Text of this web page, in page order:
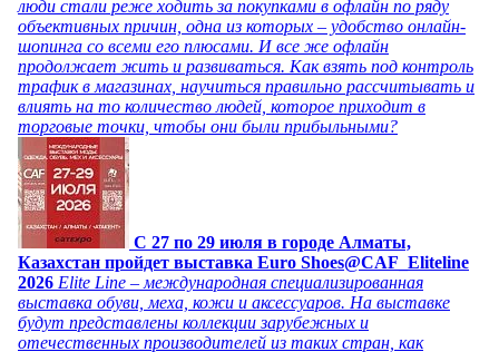
люди стали реже ходить за покупками в офлайн по ряду
объективных причин, одна из которых – удобство онлайн-
шопинга со всеми его плюсами. И все же офлайн
продолжает жить и развиваться. Как взять под контроль
трафик в магазинах, научиться правильно рассчитывать и
влиять на то количество людей, которое приходит в
торговые точки, чтобы они были прибыльными?
C 27 по 29 июля в городе Алматы,
Казахстан пройдет выставка Euro Shoes@CAF_Eliteline
2026 Elite Line – международная специализированная
выставка обуви, меха, кожи и аксессуаров. На выставке
будут представлены коллекции зарубежных и
отечественных производителей из таких стран, как